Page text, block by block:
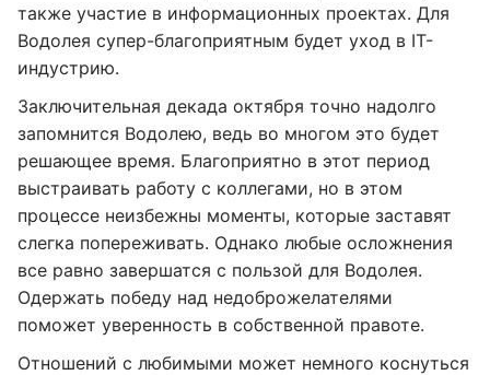
также участие в информационных проектах. Для
Водолея супер-благоприятным будет уход в IT-
индустрию.
Заключительная декада октября точно надолго
запомнится Водолею, ведь во многом это будет
решающее время. Благоприятно в этот период
выстраивать работу с коллегами, но в этом
процессе неизбежны моменты, которые заставят
слегка попереживать. Однако любые осложнения
все равно завершатся с пользой для Водолея.
Одержать победу над недоброжелателями
поможет уверенность в собственной правоте.
Отношений с любимыми может немного коснуться